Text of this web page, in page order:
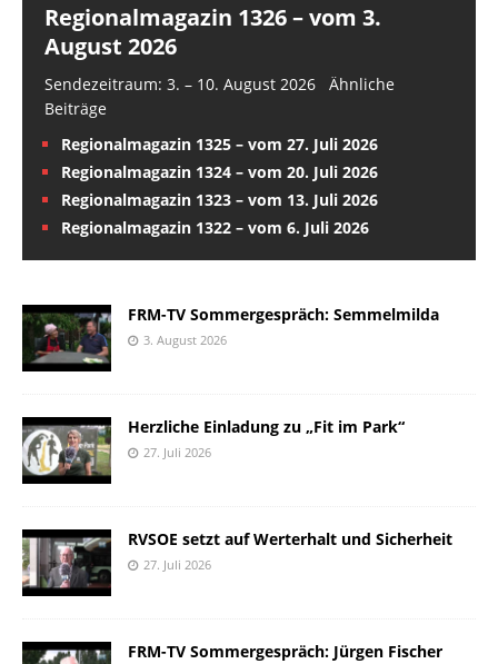
Regionalmagazin 1326 – vom 3.
August 2026
Sendezeitraum: 3. – 10. August 2026 Ähnliche
Beiträge
Regionalmagazin 1325 – vom 27. Juli 2026
Regionalmagazin 1324 – vom 20. Juli 2026
Regionalmagazin 1323 – vom 13. Juli 2026
Regionalmagazin 1322 – vom 6. Juli 2026
FRM-TV Sommergespräch: Semmelmilda
3. August 2026
Herzliche Einladung zu „Fit im Park“
27. Juli 2026
RVSOE setzt auf Werterhalt und Sicherheit
27. Juli 2026
FRM-TV Sommergespräch: Jürgen Fischer